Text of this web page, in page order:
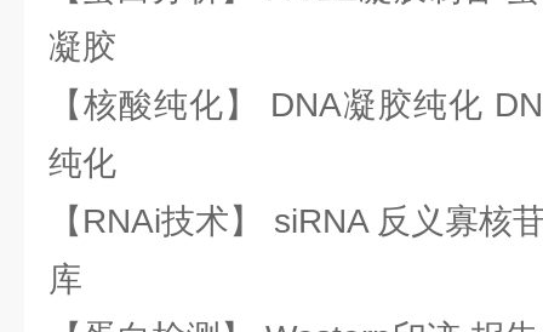
凝胶
【核酸纯化】 DNA凝胶纯化
纯化
【RNAi技术】 siRNA 反义寡核
库